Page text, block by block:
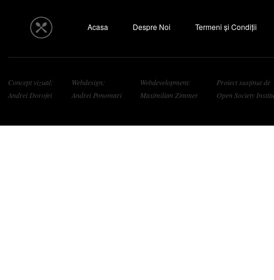
Acasa Despre Noi Termeni și Condiții
Concept vizual:
Andrei Dorofei
Webdesign:
Andrei Ponomari
Webdevelopment:
Maximilian Zimmer
Proiect susținut de
Open Society